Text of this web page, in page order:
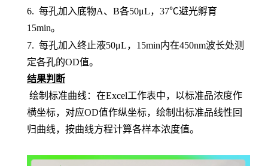
6. 每孔加入底物A、B各50μL，37℃避光孵育
15min。
7. 每孔加入终止液50μL，15min内在450nm波长处测
定各孔的OD值。
结果判断
绘制标准曲线：在Excel工作表中，以标准品浓度作
横坐标，对应OD值作纵坐标，绘制出标准品线性回
归曲线，按曲线方程计算各样本浓度值。